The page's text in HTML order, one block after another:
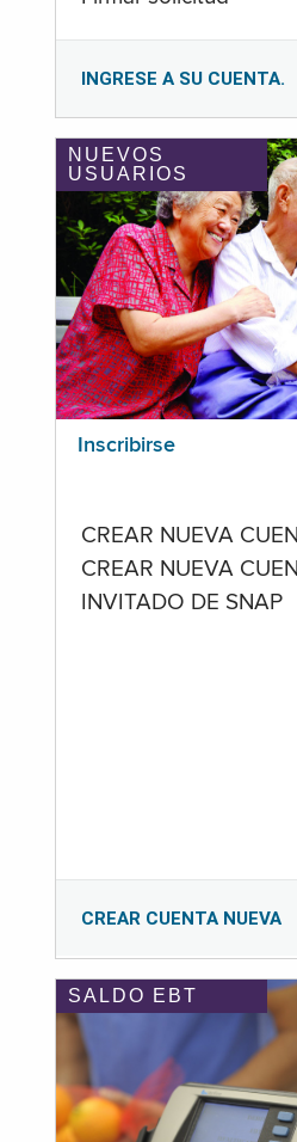
INGRESE A SU CUENTA.
NUEVOS
USUARIOS
Inscribirse
CREAR NUEVA
CREAR NUEVA
INVITADO DE SNAP
CREAR CUENTA NUEVA
SALDO EBT